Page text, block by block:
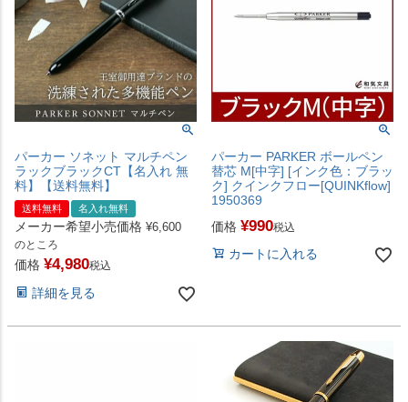
パーカー ソネット マルチペン
ラックブラックCT【名入れ 無
料】【送料無料】
送料無料 名入れ無料
メーカー希望小売価格 ¥6,600
のところ
価格 ¥4,980税込
詳細を見る
パーカー PARKER ボールペン
替芯 M[中字] [インク色：ブラッ
ク] クインクフロー[QUINKflow]
1950369
価格 ¥990税込
カートに入れる